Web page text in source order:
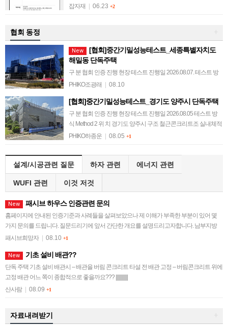
는 기업입니다. 앞으로의 도전을 함께할 새로운 동료를 기다립니
잡자재 06.23 +2
협회 동정
New
[협회]중간기밀성능테스트_세종특별자치도
해밀동 단독주택
구 분 협회 인증 진행 현장 테스트 진행일 2026.08.07. 테스트 방
식 Method 2 위 치 세종특별자치도 해밀동 구조 목구조 실내체적
PHIKO조광래 08.10
[협회]중간기밀성능테스트_경기도 양주시 단독주택
구 분 협회 인증 진행 현장 테스트 진행일 2026.08.05 테스트 방
식 Method 2 위 치 경기도 양주시 구조 철근콘크리트조 실내체적
567.6 m³ 연면적 171 m² 테스트 결과 감압 0.6회/h 이하 @…
PHIKO하종운 08.05 +1
설계/시공관련 질문 하자 관련 에너지 관련
WUFI 관련 이것 저것
New 패시브 하우스 인증관련 문의
홈페이지에 안내된 인증기준과 사례들을 살펴보았으나 제 이해가 부족한 부분이 있어 몇
가지 문의를 드립니다. 질문드리기에 앞서 간단한 개요를 설명드리고자합니다. 남부지방
(부산)에 지상 3층 규모의 상가주택을 계획하고 …
패시브희망자 08.10 +1
New 기초 설비 배관??
단독 주택 기초 설비 배관시 -- 배관을 버림 콘크리트 타설 전 배관 고정 -- 버림콘크리트 위에
고정 배관 어느 쪽이 종합적으로 좋을까요??? ||||||||||||
산사람
08.09 +1
자료내려받기